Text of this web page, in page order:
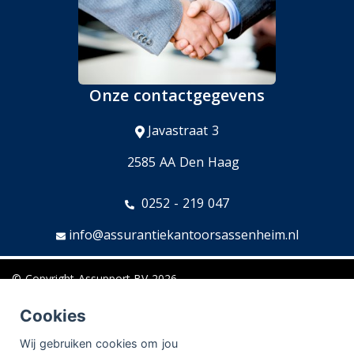
Cookies
Wij gebruiken cookies om jou
Onze contactgegevens
Javastraat 3
2585 AA Den Haag
0252 - 219 047
info@assurantiekantoorsassenheim.nl
© CopyrightAssupport BV2026
Sitemap
Disclaimer